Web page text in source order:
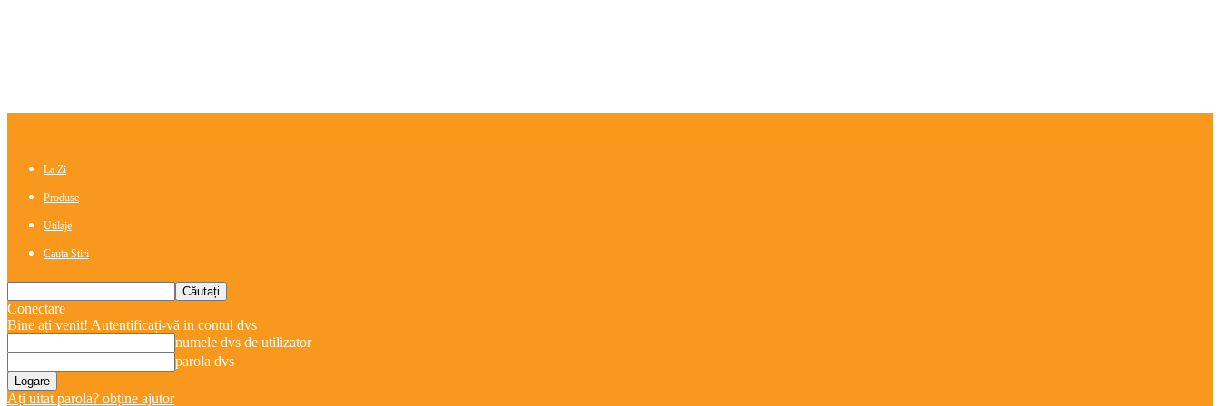
La Zi
Produse
Utilaje
Cauta Stiri
Conectare
Bine ați venit! Autentificați-vă in contul dvs
numele dvs de utilizator
parola dvs
Ați uitat parola? obține ajutor